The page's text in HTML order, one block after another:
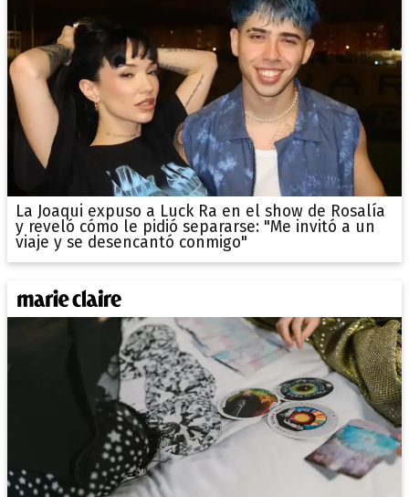
La Joaqui expuso a Luck Ra en el show de Rosalía
y reveló cómo le pidió separarse: "Me invitó a un
viaje y se desencantó conmigo"